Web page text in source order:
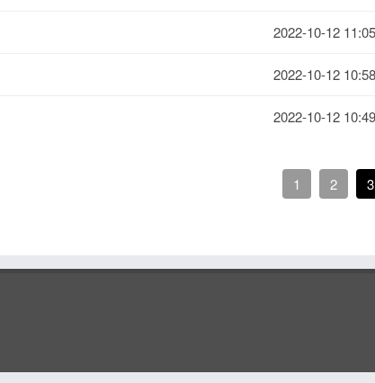
2022-10-12
2022-10-12
2022-10-12
1 2 3